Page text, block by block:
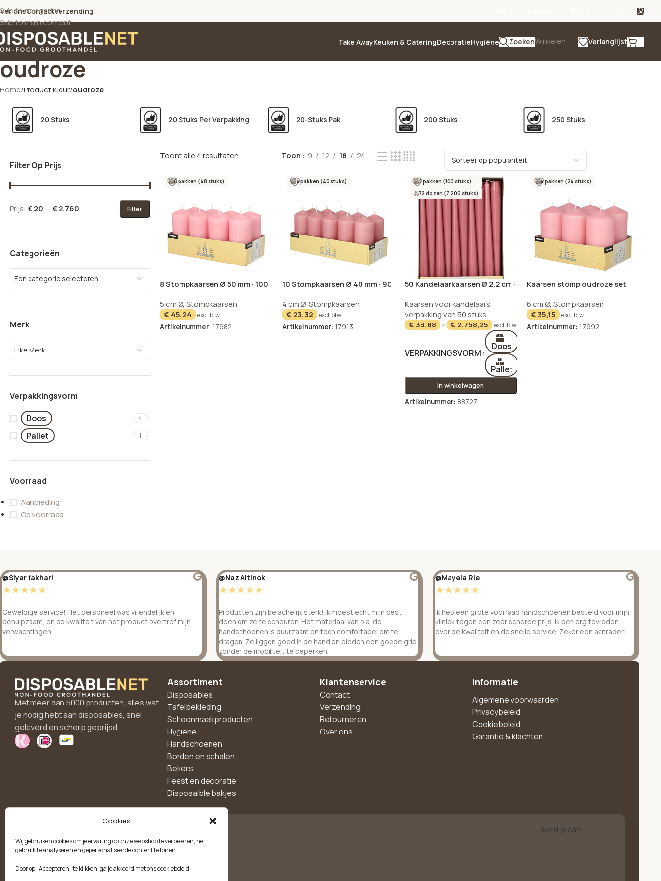
Cookies
Wij gebruiken cookies om je ervaring op onze webshop te verbeteren, het
gebruik te analyseren en gepersonaliseerde content te tonen.
Door op "Accepteren" te klikken, ga je akkoord met ons cookiebeleid.
Skip to navigation
Skip to main content
onsContactVerzending
Take AwayKeuken & CateringDecoratieHygiëne ZoekenWinkelen Verlanglijst
oudroze
Home/Product Kleur/oudroze
20 Stuks 20 Stuks Per Verpakking 20-Stuks Pak 200 Stuks 250 Stuks
Filter Op Prijs
Filter
Prijs: € 20 —€ 2.760
Categorieën
Een categorie selecteren
Merk
Elke Merk
Verpakkingsvorm
Doos 4
Pallet 1
Voorraad
Aanbieding
Op voorraad
Toont alle 4 resultaten Toon 9 12 18 24
6 pakken (48 stuks)
8 Stompkaarsen Ø 50 mm · 100
5 cm Ø, Stompkaarsen
€ 45,24 excl. btw
Artikelnummer: 17982
4 pakken (40 stuks)
10 Stompkaarsen Ø 40 mm · 90
4 cm Ø, Stompkaarsen
€ 23,32 excl. btw
Artikelnummer: 17913
2 pakken (100 stuks)
72 dozen (7.200 stuks)
50 Kandelaarkaarsen Ø 2,2 cm ·
Kaarsen voor kandelaars,
verpakking van 50 stuks
€39,88 - € 2.758,25 excl. btw
VERPAKKINGSVORM
Doos
Pallet
In winkelwagen
Artikelnummer: 88727
4 pakken (24 stuks)
Kaarsen stomp oudroze set
6 cm Ø, Stompkaarsen
€35,15 excl. btw
Artikelnummer: 17992
@Siyar fakhari
☆☆☆☆☆
Geweldige service! Het personeel was vriendelijk en
behulpzaam, en de kwaliteit van het product overtrof mijn
verwachtingen
@Naz Altinok
☆☆☆☆☆
Producten zijn belachelijk sterk! Ik moest echt mijn best
doen om ze te scheuren. Het materiaal van o.a. de
handschoenen is duurzaam en toch comfortabel om te
dragen. Ze liggen goed in de hand en bieden een goede grip
zonder de mobiliteit te beperken.
@Mayela Rie
☆☆☆☆☆
Ik heb een grote voorraad handschoenen besteld voor mijn
kliniek tegen een zeer scherpe prijs. Ik ben erg tevreden
over de kwaliteit en de snelle service. Zeker een aanrader!
Met meer dan 5000 producten, alles wat
je nodig hebt aan disposables, snel
geleverd en scherp geprijsd.
Assortiment
Disposables
Tafelbekleding
Schoonmaakproducten
Hygiëne
Handschoenen
Borden en schalen
Bekers
Feest en decoratie
Disposalble bakjes
Klantenservice
Contact
Verzending
Retourneren
Over ons
Informatie
Algemene voorwaarden
Privacybeleid
Cookiebeleid
Garantie & klachten
voor 10% korting!
Blijf als eerste op de hoogte van exclusieve
Meld je aan